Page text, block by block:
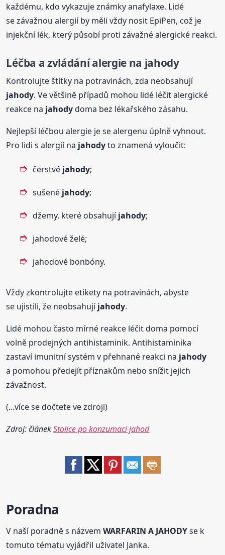
každému, kdo vykazuje známky anafylaxe. Lidé
se závažnou alergií by měli vždy nosit EpiPen, což je
injekční lék, který působí proti závažné alergické reakci.
Léčba a zvládání alergie na jahody
Kontrolujte štítky na potravinách, zda neobsahují
jahody. Ve většině případů mohou lidé léčit alergické
reakce na jahodydoma bez lékařského zásahu.
Nejlepší léčbou alergie je se alergenu úplně vyhnout.
Pro lidi s alergií na jahodyto znamená vyloučit:
čerstvé jahody;
sušené jahody;
džemy, které obsahujíjahody;
jahodové želé;
jahodové bonbóny.
Vždy zkontrolujte etikety na potravinách, abyste
se ujistili, že neobsahujíjahody.
Lidé mohou často mírné reakce léčit doma pomocí
volně prodejných antihistaminik. Antihistaminika
zastaví imunitní systém v přehnané reakci na jahody
a pomohou předejít příznakům nebo snížit jejich
závažnost.
(...více se dočtete ve zdroji)
Zdroj: článekStolice po konzumaci jahod
Poradna
V naší poradně s názvemWARFARIN A JAHODYse k
tomuto tématu vyjádřil uživatel Janka.